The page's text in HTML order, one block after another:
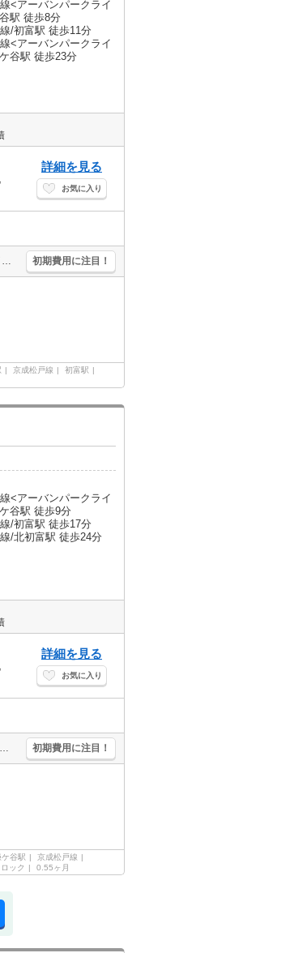
<アーバンパークライ
駅 徒歩8分
/初富駅 徒歩11分
<アーバンパークライ
谷駅 徒歩23分
詳細を見る
お気に入り
仲介手数料家賃の0.55ヵ月分(税込)。安心のオートロック。インターネット無料。TVインターホン付き。2口システムキッチン。浴室暖房乾燥機付。便利な宅配BOX。温水洗浄便座付き。 初期費用に注目！
京成松戸線
初富駅
<アーバンパークライ
谷駅 徒歩9分
/初富駅 徒歩17分
/北初富駅 徒歩24分
詳細を見る
お気に入り
保証会社加入要(初回月額総額100%、月次月額総額1.1%)。経済的な都市ガス使用。人気の新鎌ヶ谷エリア。安心のオートロック。24時間電話対応システム。人気の新築。閑静な住宅街。インターネット無料。 初期費用に注目！
ケ谷駅
京成松戸線
ック 0.55ヶ月